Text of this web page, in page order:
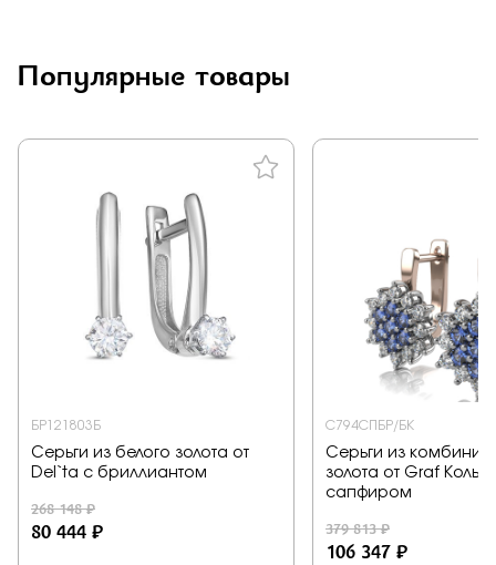
Популярные товары
БР121803Б
Серьги из белого золота от
Del`ta с бриллиантом
268 148 ₽
80 444 ₽
С794СПБР/БК
Серьги из
золота от Graf
сапфиром
379 813 ₽
106 347 ₽
Подтверждаю, что я ознакомлен и согласен с условиями
политики конфиденциальности
Отправить